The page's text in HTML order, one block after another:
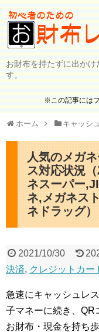
お財布を持たずに出か
す。
※この記事には
ホーム キャッシ
人気のメガ
ス対応状況
ネスーパー
ネ,メガネス
ネドラッグ）
2021/10/30
決済, クレジットカー
急速にキャッシュレ
子マネーに続き、QR
お財布・現金を持ち